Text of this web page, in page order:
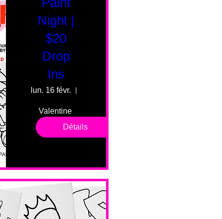
Night |
$20
Drop
Ins
lun. 16 févr.
Valentine
drop in
sessions.
levels. No
No BYOB.
Détails